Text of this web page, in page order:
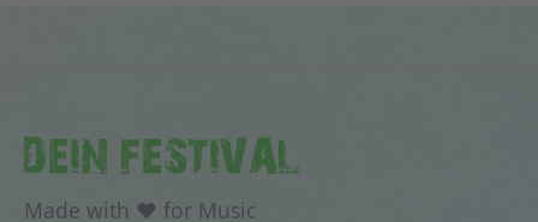
DEIN FESTIVAL
Made with ♥ for Music